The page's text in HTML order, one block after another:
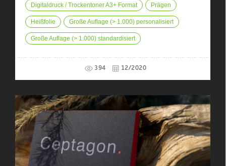
Digitaldruck / Trockentoner A3+ Format Prägen
Heißfolie Große Auflage (> 1.000) personalisiert
Große Auflage (> 1.000) standardisiert
394 12/2020